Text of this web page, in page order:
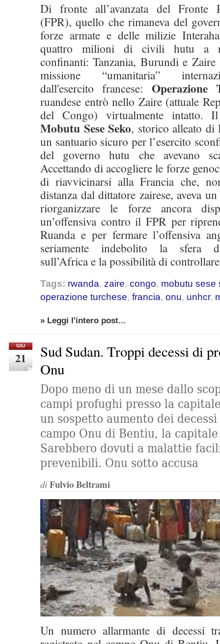
Di fronte all’avanzata del Fronte
(FPR), quello che rimaneva del
forze armate e delle milizie
quattro milioni di civili hutu a
confinanti: Tanzania, Burundi e
missione “umanitaria”
dall'esercito francese: Operazione
ruandese entrò nello Zaire (attuale
del Congo) virtualmente intatto. Il
Mobutu Sese Seko, storico alleato di
un santuario sicuro per l’esercito
del governo hutu che avevano
Accettando di accogliere le forze
di riavvicinarsi alla Francia che,
distanza dal dittatore zairese, aveva
riorganizzare le forze ancora
un’offensiva contro il FPR per
Ruanda e per fermare l’offensiva
seriamente indebolito la sfera
sull’Africa e la possibilità di
Tags: rwanda, zaire, congo, mobutu sese
operazione turchese, francia, onu, unhcr,
» Leggi l'intero post...
GIU
21
Sud Sudan. Troppi decessi di
Onu
Dopo meno di un mese dallo
campi profughi presso la
un sospetto aumento dei
campo Onu di Bentiu, la
Sarebbero dovuti a malattie
prevenibili. Onu sotto accusa
di Fulvio Beltrami
Un numero allarmante di decessi